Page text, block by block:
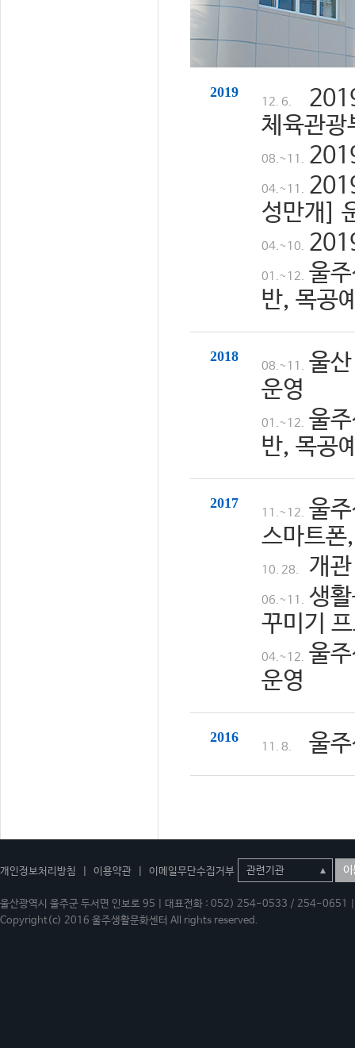
2019
12. 6.
체육관광
08.~11.
04.~11.
성만개]
04.~10.
01.~12. 울
반, 목공
2018
08.~11. 울
운영
01.~12. 울
반, 목공
2017
11.~12. 울
스마트
10. 28. 개
06.~11. 생
꾸미기
04.~12. 울
운영
2016
11. 8. 울
개인정보처리방침 이용약관 이메일무단수집거부 이
울산광역시 울주군 두서면 인보로 95 | 대표전화 : 052) 254-0533 / 254-
Copyright(c) 2016 울주생활문화센터 All rights reserved.